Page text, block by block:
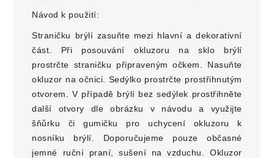
Návod k použití:
Straničku brýlí zasuňte mezi hlavní a dekorativní
část. Při posouvání okluzoru na sklo brýlí
prostrčte straničku připraveným očkem. Nasuňte
okluzor na očnici. Sedýlko prostrčte prostřihnutým
otvorem. V případě brýlí bez sedýlek prostřihněte
další otvory dle obrázku v návodu a využijte
šňůrku či gumičku pro uchycení okluzoru k
nosníku brýlí. Doporučujeme pouze občasné
jemné ruční praní, sušení na vzduchu. Okluzor